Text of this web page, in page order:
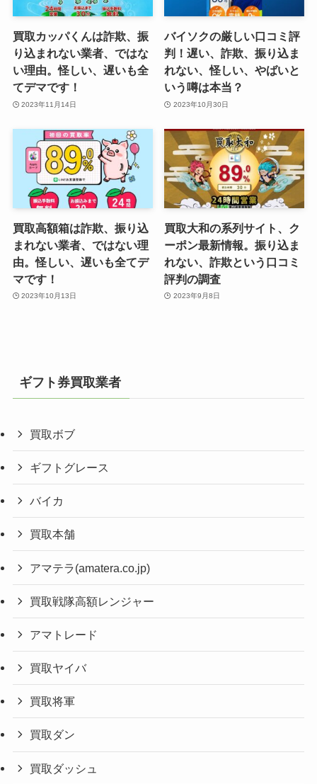
買取カッパくんは詐欺、振
り込まれない業者、ではな
い理由。怪しい、遅いも全
てデマです！
2023年11月14日
バイソクの厳しい口コミ評
判！遅い、詐欺、振り込ま
れない、怪しい、やばいと
いう噂は本当？
2023年10月30日
買取高額箱は詐欺、振り込
まれない業者、ではない理
由。怪しい、遅いも全てデ
マです！
2023年10月13日
買取大和の系列サイト、ク
ーポン最新情報。振り込ま
れない、詐欺という口コミ
評判の調査
2023年9月8日
ギフト券買取業者
買取ボブ
ギフトグレース
バイカ
買取本舗
アマテラ(amatera.co.jp)
買取戦隊高額レンジャー
アマトレード
買取ヤイバ
買取将軍
買取ダン
買取ダッシュ